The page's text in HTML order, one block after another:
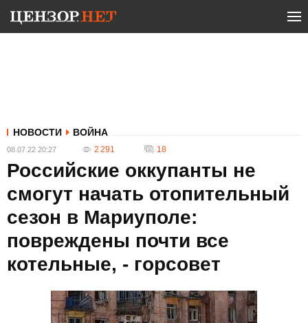
НОВОСТИ ВОЙНА
08.07.22 20:27 2 291 18
Российские оккупанты не
смогут начать отопительный
сезон в Мариуполе:
повреждены почти все
котельные, - горсовет